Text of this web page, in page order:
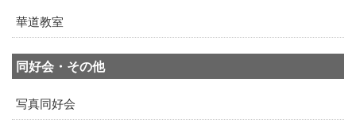
華道教室
同好会・その他
写真同好会